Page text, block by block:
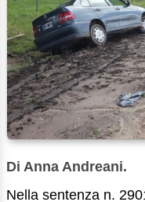
Di Anna Andreani.
Nella sentenza n.